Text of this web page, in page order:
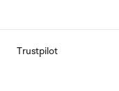
Trustpilot